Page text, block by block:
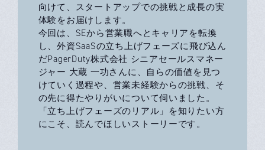
向けて、スタートアップでの挑戦と成長の実
体験をお届けします。
今回は、SEから営業職へとキャリアを転換
し、外資SaaSの立ち上げフェーズに飛び込ん
だPagerDuty株式会社 シニアセールスマネー
ジャー 大蔵 一功さんに、自らの価値を見つ
けていく過程や、営業未経験からの挑戦、そ
の先に得たやりがいについて伺いました。
「立ち上げフェーズのリアル」を知りたい方
にこそ、読んでほしいストーリーです。